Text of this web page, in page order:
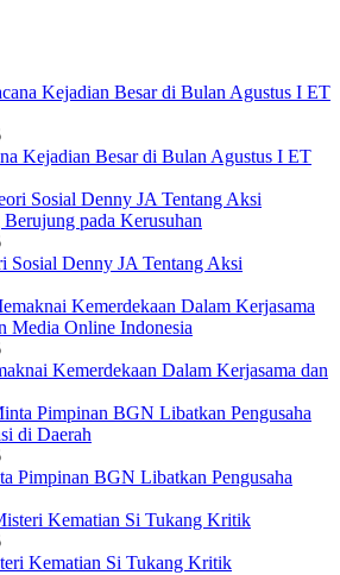
Kejadian Besar di Bulan Agustus I ET
Sosial Denny JA Tentang Aksi
Kemerdekaan Dalam Kerjasama dan
Pimpinan BGN Libatkan Pengusaha
Kematian Si Tukang Kritik